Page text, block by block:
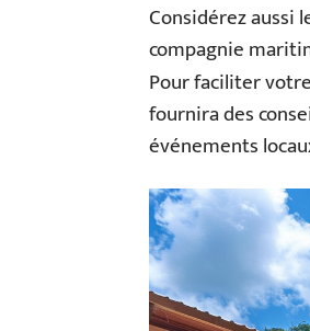
Considérez aussi
compagnie
Pour faciliter
fournira des
événements